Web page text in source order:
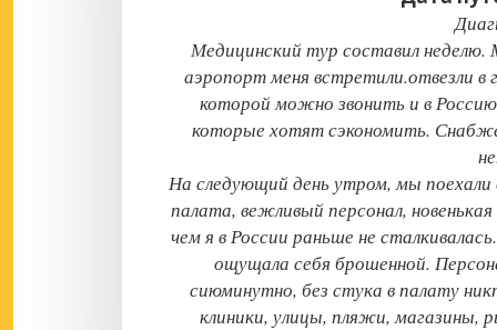
Медицинский тур составил
аэропорт меня встретили.отвезли в
которой можно звонить и в
которые хотят сэкономить.
На следующий день утром, мы
палата, вежливый персонал,
чем я в России раньше не
ощущала себя брошенной.
сиюминутно, без стука в палату
клиники, улицы, пляжи, магазины,